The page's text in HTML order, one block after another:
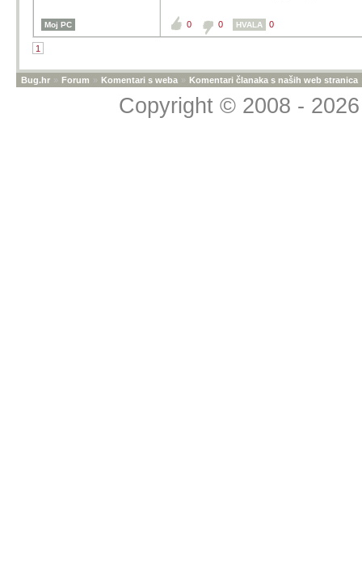
Moj PC 0 0 HVALA 0
1
Bug.hr » Forum » Komentari s weba » Komentari članaka s naših web stranica
Copyright © 2008 -